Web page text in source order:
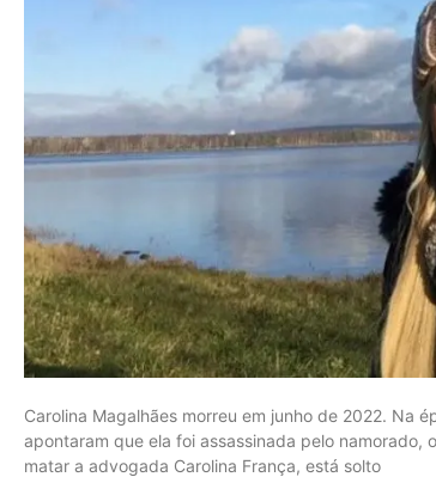
Carolina Magalhães morreu em junho de 2022. Na
apontaram que ela foi assassinada pelo namorado,
matar a advogada Carolina França, está solto